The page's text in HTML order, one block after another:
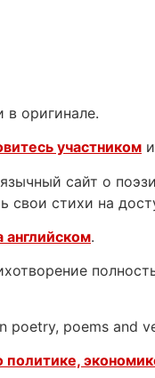
в оригинале.
участником
сайт о
свои стихи на
английском.
poetry, poems and
политике,